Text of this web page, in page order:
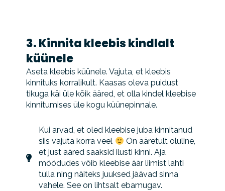
3. Kinnita kleebis kindlalt
küünele
Aseta kleebis küünele. Vajuta, et kleebis
kinnituks korralikult. Kaasas oleva puidust
tikuga käi üle kõik ääred, et olla kindel kleebise
kinnitumises üle kogu küünepinnale.
Kui arvad, et oled kleebise juba kinnitanud
siis vajuta korra veel
On ääretult oluline,
et just ääred saaksid ilusti kinni. Aja
möödudes võib kleebise äär liimist lahti
tulla ning näiteks juuksed jäävad sinna
vahele. See on lihtsalt ebamugav.